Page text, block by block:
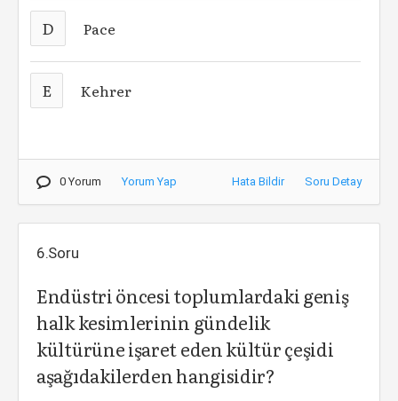
D Pace
E Kehrer
0 Yorum Yorum Yap Hata Bildir Soru Detay
6.Soru
Endüstri öncesi toplumlardaki geniş
halk kesimlerinin gündelik
kültürüne işaret eden kültür çeşidi
aşağıdakilerden hangisidir?